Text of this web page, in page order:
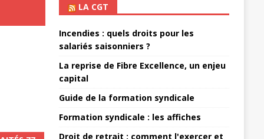
LA CGT
Incendies : quels droits pour les
salariés saisonniers ?
La reprise de Fibre Excellence, un enjeu
capital
Guide de la formation syndicale
Formation syndicale : les affiches
Droit de retrait : comment l'exercer et